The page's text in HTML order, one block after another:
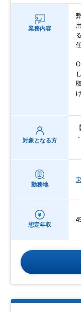
業務内容
対象となる方
勤務地
想定年収